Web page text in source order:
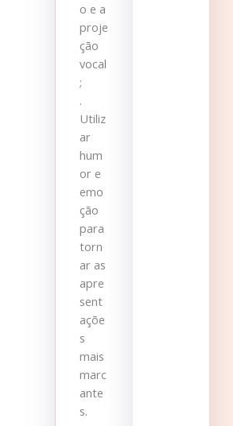
o e a
proje
ção
vocal
;
.
Utiliz
ar
hum
or e
emo
ção
para
torn
ar as
apre
sent
açõe
s
mais
marc
ante
s.